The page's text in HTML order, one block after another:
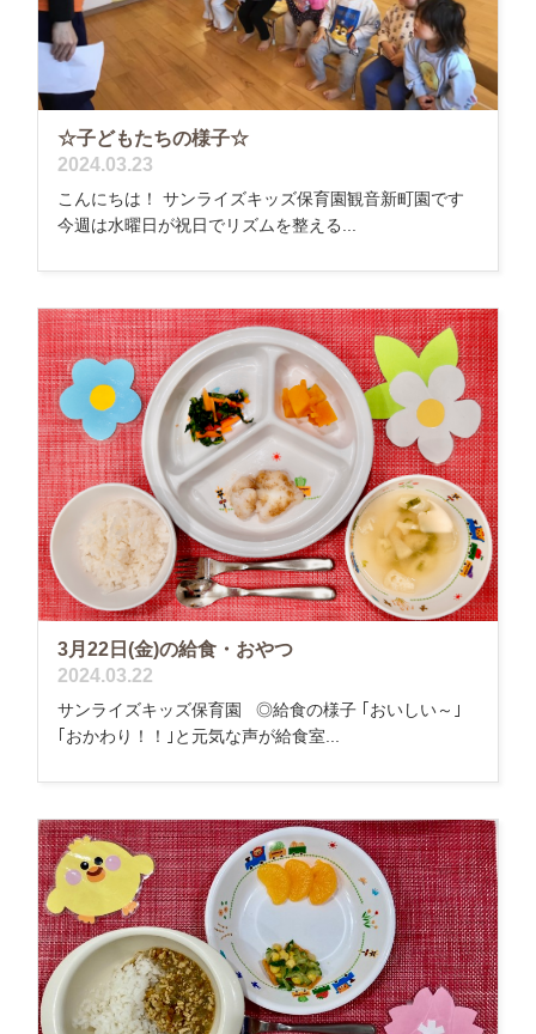
☆子どもたちの様子☆
2024.03.23
こんにちは！ サンライズキッズ保育園観音新町園です
今週は水曜日が祝日でリズムを整える...
3月22日(金)の給食・おやつ
2024.03.22
サンライズキッズ保育園 ◎給食の様子 ｢おいしい～｣
｢おかわり！！｣と元気な声が給食室...